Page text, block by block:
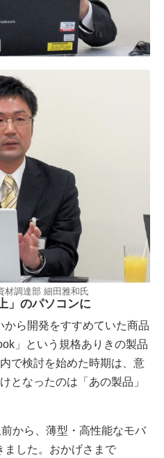
材調達部 細田雅和氏
」のパソコンに
ら開発をすすめていた商品
」という規格ありきの製品
で検討を始めた時期は、意
となったのは「あの製品」
前から、薄型・高性能なモバ
ました。おかげさまで